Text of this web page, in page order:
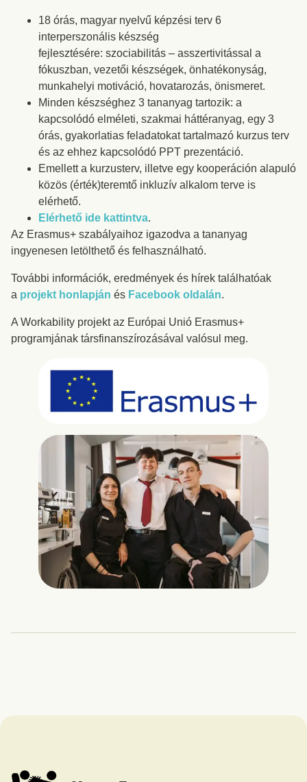
18 órás, magyar nyelvű képzési terv 6
interperszonális készség
fejlesztésére: szociabilitás – asszertivitással a
fókuszban, vezetői készségek, önhatékonyság,
munkahelyi motiváció, hovatarozás, önismeret.
Minden készséghez 3 tananyag tartozik: a
kapcsolódó elméleti, szakmai háttéranyag, egy 3
órás, gyakorlatias feladatokat tartalmazó kurzus terv
és az ehhez kapcsolódó PPT prezentáció.
Emellett a kurzusterv, illetve egy kooperáción alapuló
közös (érték)teremtő inkluzív alkalom terve is
elérhető.
Elérhető ide kattintva.
Az Erasmus+ szabályaihoz igazodva a tananyag
ingyenesen letölthető és felhasználható.
További információk, eredmények és hírek találhatóak
a projekt honlapján és Facebook oldalán.
A Workability projekt az Európai Unió Erasmus+
programjának társfinanszírozásával valósul meg.